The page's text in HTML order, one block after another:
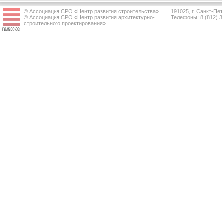
© Ассоциация СРО «Центр развития строительства»
© Ассоциация СРО «Центр развития архитектурно-
строительного проектирования»
191025, г. Санкт-
Телефоны: 8 (812)